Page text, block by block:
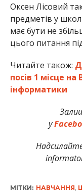
Оксен Лісовий
предметів у
має бути не
цього питання
Читайте також:
посів 1 місце на
інформатики
у
МІТКИ: НАВЧАННЯ